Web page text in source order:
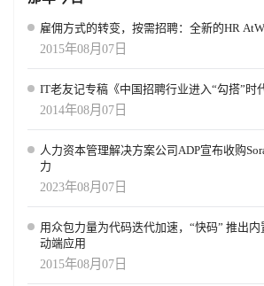
雇佣方式的转变，按需招聘：全新的HR
2015年08月07日
IT老友记专稿《中国招聘行业进入“勾搭”时
2014年08月07日
人力资本管理解决方案公司ADP宣布收购
力
2023年08月07日
用众包力量为代码迭代加速，“快码” 推出
动端应用
2015年08月07日